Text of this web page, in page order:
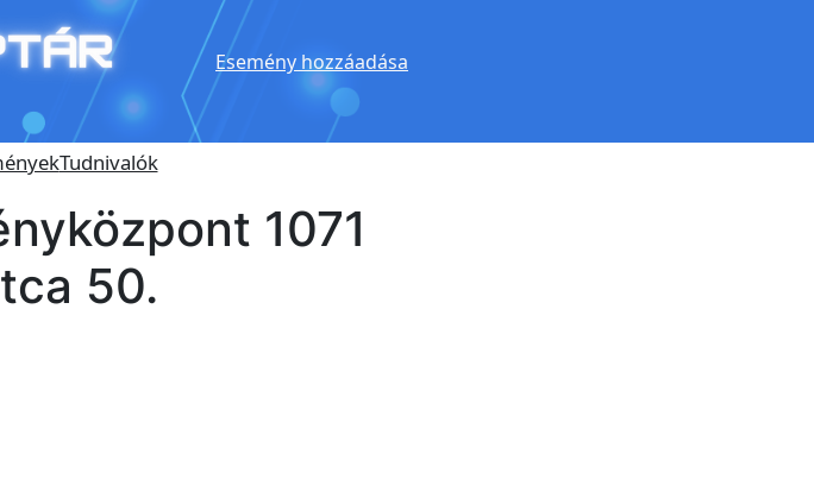
Esemény hozzáadása
Tudnivalók
1071
50.